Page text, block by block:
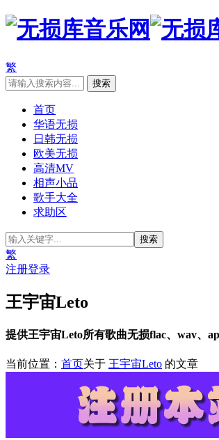
繁
首页
华语无损
日韩无损
欧美无损
高清MV
相声小品
歌手大全
求助区
繁
注册登录
王宇宙Leto
提供王宇宙Leto所有歌曲无损flac、wav、
当前位置： 首页关于 王宇宙Leto 的文章